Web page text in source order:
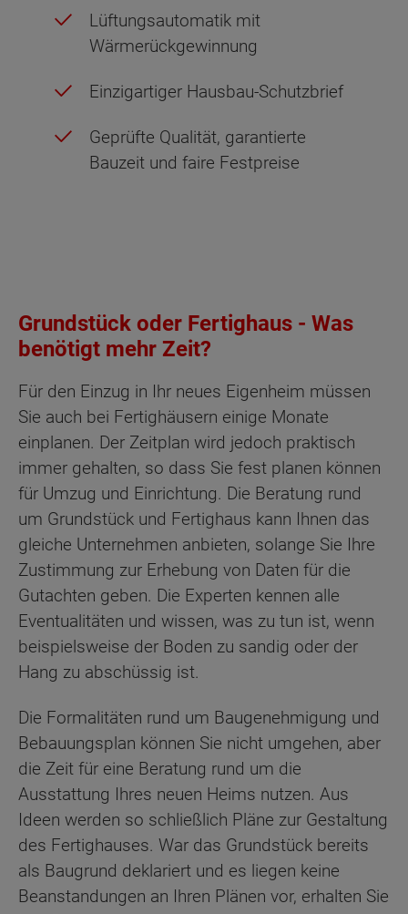
Lüftungsautomatik mit
Wärmerückgewinnung
Einzigartiger Hausbau-Schutzbrief
Geprüfte Qualität, garantierte
Bauzeit und faire Festpreise
Grundstück oder Fertighaus - Was
benötigt mehr Zeit?
Für den Einzug in Ihr neues Eigenheim müssen
Sie auch bei Fertighäusern einige Monate
einplanen. Der Zeitplan wird jedoch praktisch
immer gehalten, so dass Sie fest planen können
für Umzug und Einrichtung. Die Beratung rund
um Grundstück und Fertighaus kann Ihnen das
gleiche Unternehmen anbieten, solange Sie Ihre
Zustimmung zur Erhebung von Daten für die
Gutachten geben. Die Experten kennen alle
Eventualitäten und wissen, was zu tun ist, wenn
beispielsweise der Boden zu sandig oder der
Hang zu abschüssig ist.
Die Formalitäten rund um Baugenehmigung und
Bebauungsplan können Sie nicht umgehen, aber
die Zeit für eine Beratung rund um die
Ausstattung Ihres neuen Heims nutzen. Aus
Ideen werden so schließlich Pläne zur Gestaltung
des Fertighauses. War das Grundstück bereits
als Baugrund deklariert und es liegen keine
Beanstandungen an Ihren Plänen vor, erhalten Sie